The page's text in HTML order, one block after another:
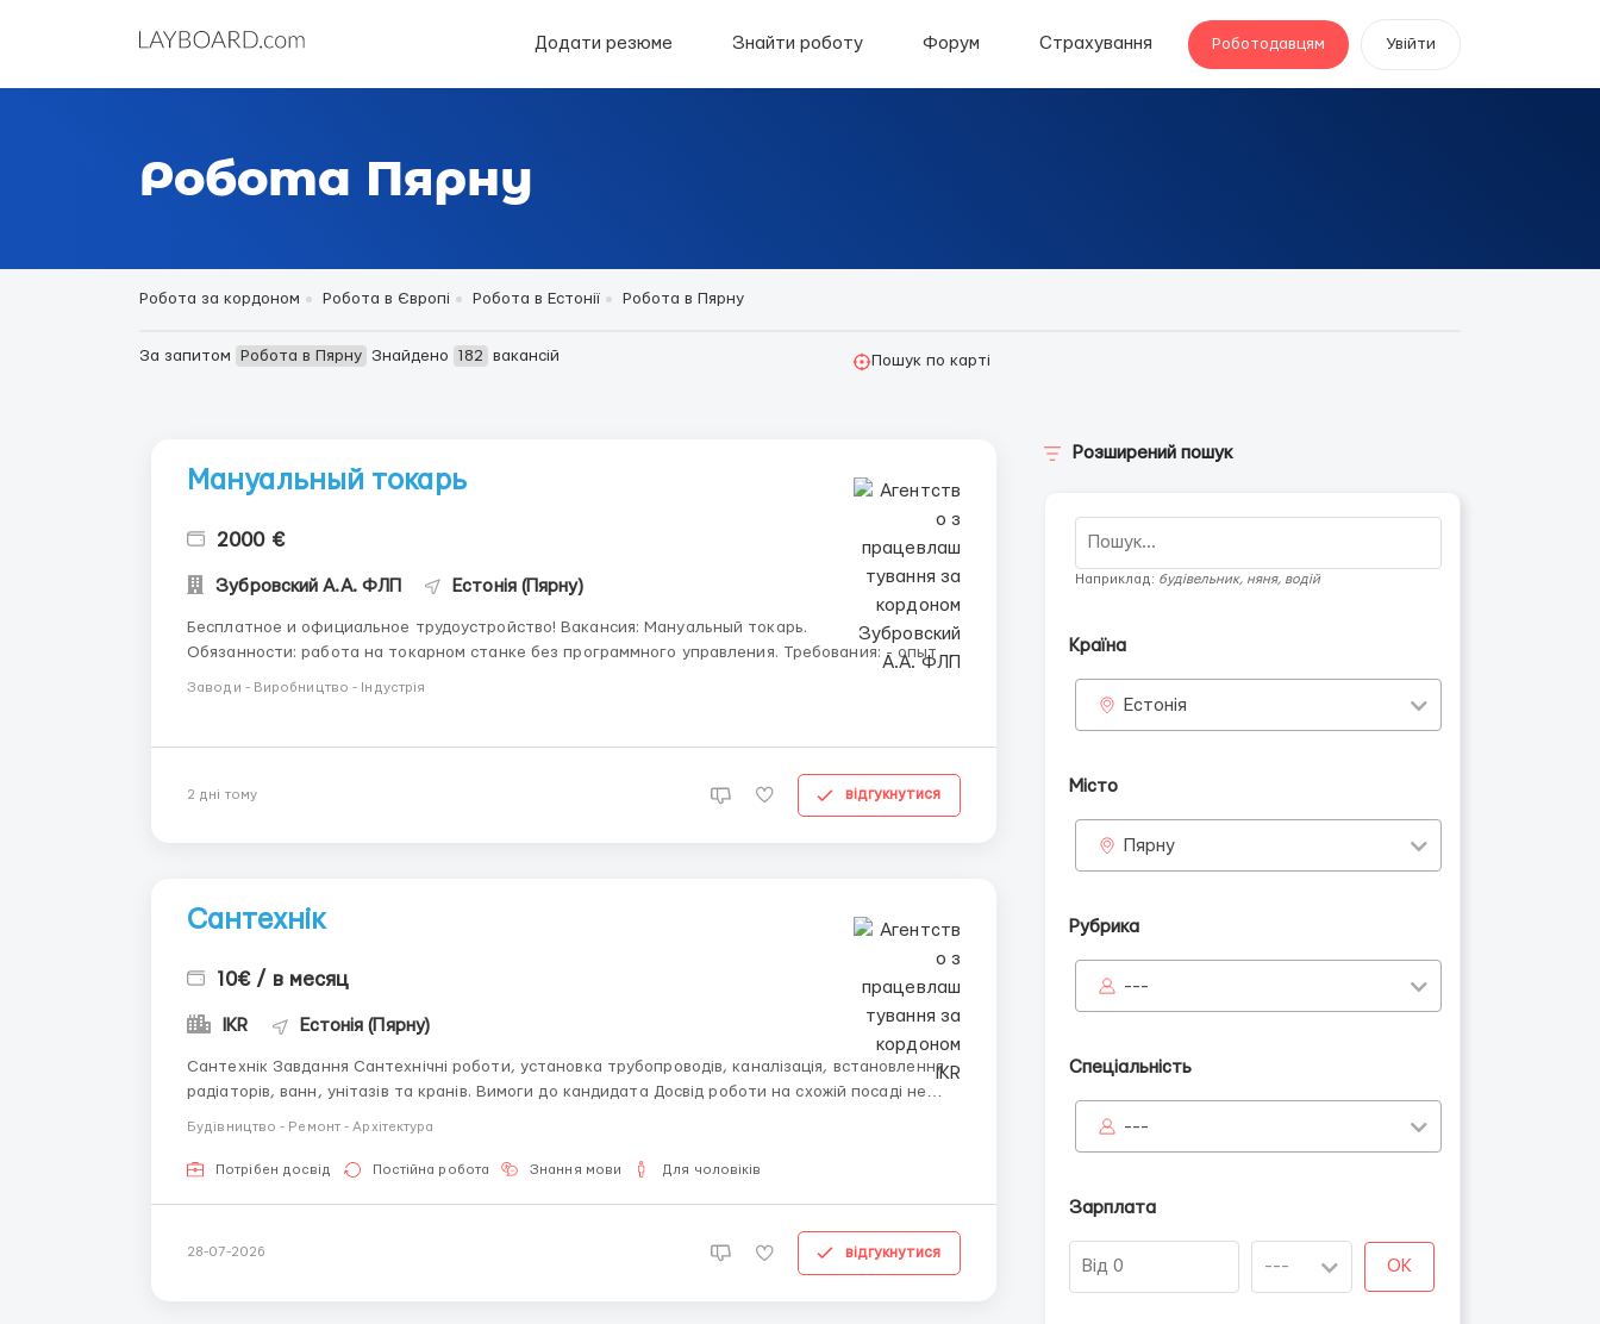
Додати резюме Знайти роботу Форум Страхування Роботодавцям Увійти
Робота Пярну
Робота за кордоном Робота в Європі Робота в Естонії Робота в Пярну
За запитом Робота в Пярну Знайдено 182 вакансій Пошук по карті
Мануальный токарь
2000 €
Зубровский А.А. ФЛП Естонія (Пярну)
Бесплатное и официальное трудоустройство! Вакансия: Мануальный токарь.
Обязанности: работа на токарном станке без программного управления. Требования: - опыт
Заводи - Виробництво - Індустрія
2 днi тому відгукнутися
Сантехнік
10€ / в месяц
IKR Естонія (Пярну)
Сантехнік Завдання Сантехнічні роботи, установка трубопроводів, каналізація, встановлення
радіаторів, ванн, унітазів та кранів. Вимоги до кандидата Досвід роботи на схожій посаді не
Будівництво - Ремонт - Архітектура
Потрібен досвід Постійна робота Знання мови Для чоловіків
28-07-2026 відгукнутися
Розширений пошук
Наприклад: будівельник, няня, водій
Країна
Естонія
Місто
Пярну
Рубрика
---
Спеціальність
---
Зарплата
OK